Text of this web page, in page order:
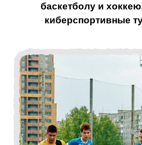
Телефон
*Можно указать что-то одно
Я согласен на обработку
также соглашаюсь сполитикой
конфиденциальности